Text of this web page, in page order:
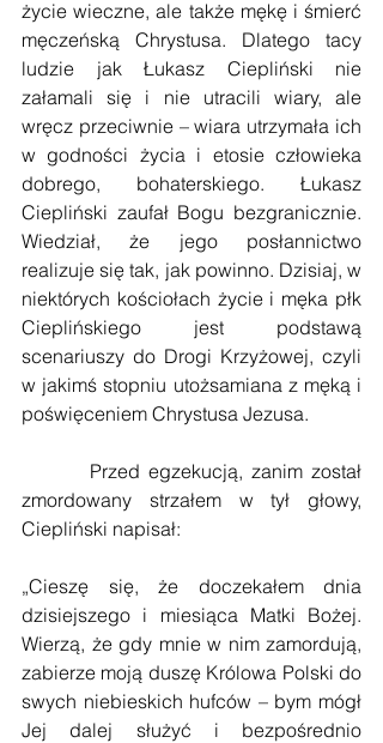
życie wieczne, ale także mękę i śmierć
męczeńską Chrystusa. Dlatego tacy
ludzie jak Łukasz Ciepliński nie
załamali się i nie utracili wiary, ale
wręcz przeciwnie – wiara utrzymała ich
w godności życia i etosie człowieka
dobrego, bohaterskiego. Łukasz
Ciepliński zaufał Bogu bezgranicznie.
Wiedział, że jego posłannictwo
realizuje się tak, jak powinno. Dzisiaj, w
niektórych kościołach życie i męka płk
Cieplińskiego jest podstawą
scenariuszy do Drogi Krzyżowej, czyli
w jakimś stopniu utożsamiana z męką i
poświęceniem Chrystusa Jezusa.
zmordowany strzałem w tył głowy,
Ciepliński napisał:
„Cieszę się, że doczekałem dnia
dzisiejszego i miesiąca Matki Bożej.
Wierzą, że gdy mnie w nim zamordują,
zabierze moją duszę Królowa Polski do
swych niebieskich hufców – bym mógł
Jej dalej służyć i bezpośrednio